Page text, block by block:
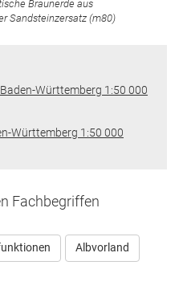
Braunerde aus
Sandsteinzersatz (m80)
Württemberg 1:50 000
Württemberg 1:50 000
Fachbegriffen
Albvorland